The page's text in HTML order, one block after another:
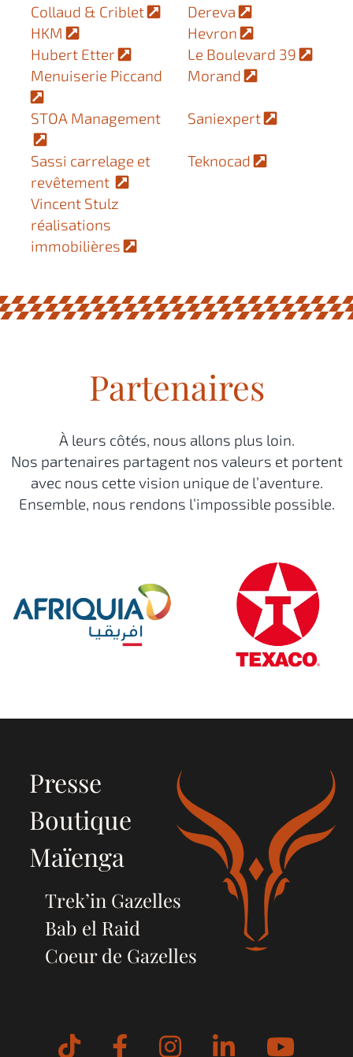
Collaud & Criblet
Dereva
HKM
Hevron
Hubert Etter
Le Boulevard 39
Menuiserie Piccand
Morand
STOA Management Saniexpert
Sassi carrelage et
revêtement
Teknocad
Vincent Stulz
réalisations
immobilières
Partenaires
À leurs côtés, nous allons plus loin.
Nos partenaires partagent nos valeurs et portent
avec nous cette vision unique de l’aventure.
Ensemble, nous rendons l’impossible possible.
Presse
Boutique
Maïenga
Trek’in Gazelles
Bab el Raid
Coeur de Gazelles
Tiktok FacebookInstagram
LinkedIn